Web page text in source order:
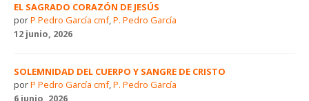
EL SAGRADO CORAZÓN DE JESÚS
porP Pedro García cmf,P. Pedro García
12 junio, 2026
SOLEMNIDAD DEL CUERPO Y SANGRE DE CRISTO
porP Pedro García cmf,P. Pedro García
6 junio, 2026